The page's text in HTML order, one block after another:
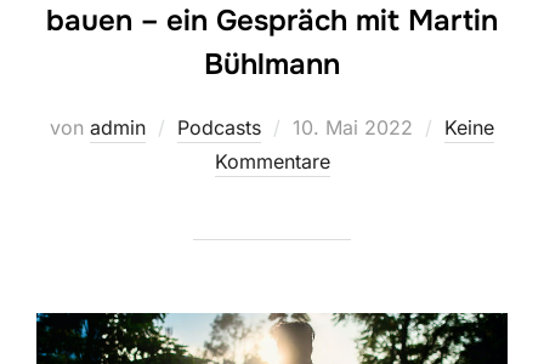
bauen – ein Gespräch mit Martin
Bühlmann
von admin Podcasts
Veröffentlicht
am
10. Mai 2022
Keine
Kommentare